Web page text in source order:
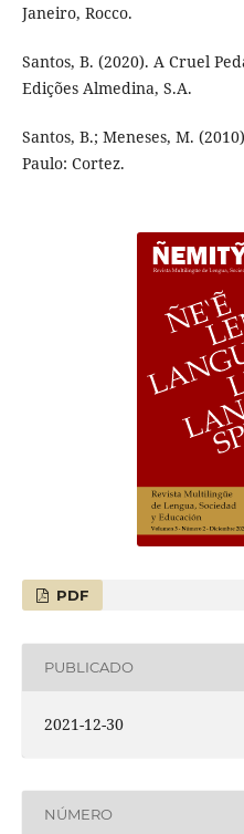
Janeiro, Rocco.
Santos, B. (2020). A Cruel
Edições Almedina, S.A.
Santos, B.; Meneses, M.
Paulo: Cortez.
PDF
PUBLICADO
2021-12-30
NÚMERO